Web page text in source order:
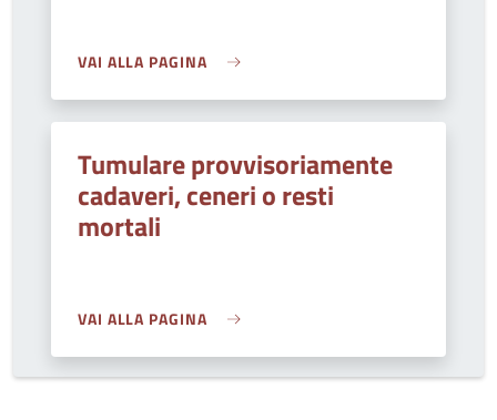
VAI ALLA PAGINA
Tumulare provvisoriamente
cadaveri, ceneri o resti
mortali
VAI ALLA PAGINA